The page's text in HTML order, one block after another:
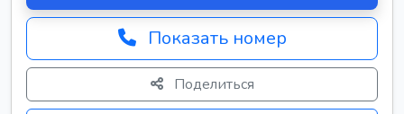
Показать номер
Поделиться